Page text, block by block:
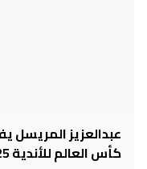
عبدالعزيز المريسل
كأس العالم للأندية 2025